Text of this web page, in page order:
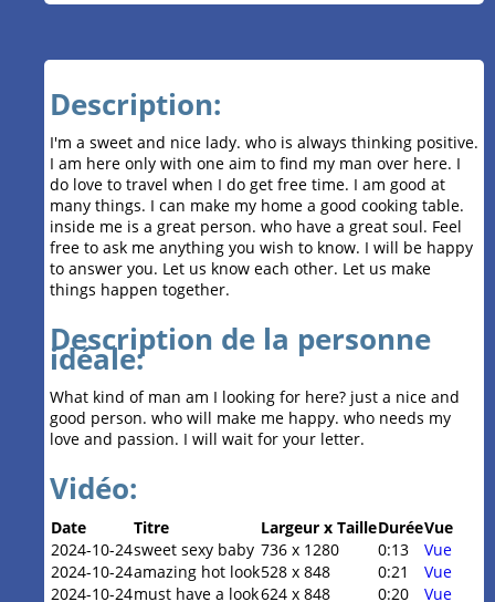
Description:
I'm a sweet and nice lady. who is always thinking positive.
I am here only with one aim to find my man over here. I
do love to travel when I do get free time. I am good at
many things. I can make my home a good cooking table.
inside me is a great person. who have a great soul. Feel
free to ask me anything you wish to know. I will be happy
to answer you. Let us know each other. Let us make
things happen together.
Description de la personne
idéale:
What kind of man am I looking for here? just a nice and
good person. who will make me happy. who needs my
love and passion. I will wait for your letter.
Vidéo:
Date Titre Largeur x TailleDuréeVue
2024-10-24sweet sexy baby 736 x 1280 0:13
Vue
2024-10-24amazing hot look528 x 848 0:21
Vue
2024-10-24must have a look624 x 848 0:20 Vue